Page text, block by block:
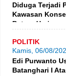
Diduga Terjadi
Kawasan
BatangHari
POLITIK
Kamis, 06/08/
Edi Purwanto
Batanghari I